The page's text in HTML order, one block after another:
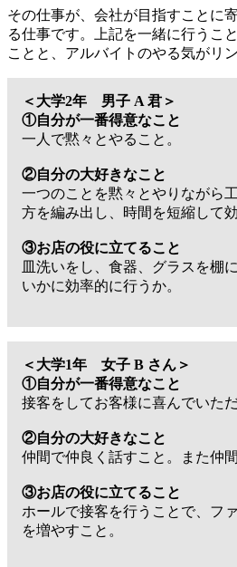
その仕事が、会社が目指すことに
る仕事です。上記を一緒に行うこ
ことと、アルバイトのやる気がリ
＜大学2年 男子 A 君＞
①自分が一番得意なこと
一人で黙々とやること。
②自分の大好きなこと
一つのことを黙々とやりながら
方を編み出し、時間を短縮して
③お店の役に立てること
皿洗いをし、食器、グラスを棚
いかに効率的に行うか。
＜大学1年 女子 B さん＞
①自分が一番得意なこと
接客をしてお客様に喜んでいただ
②自分の大好きなこと
仲間で仲良く話すこと。また仲
③お店の役に立てること
ホールで接客を行うことで、フ
を増やすこと。